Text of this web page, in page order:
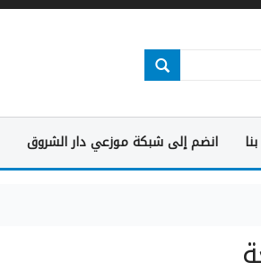
انضم إلى شبكة موزعي دار الشروق